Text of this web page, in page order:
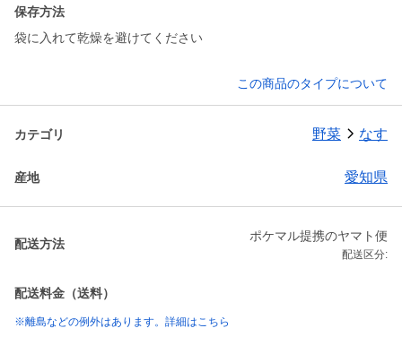
保存方法
袋に入れて乾燥を避けてください
この商品のタイプについて
カテゴリ 野菜 なす
産地 愛知県
配送方法
ポケマル提携のヤマト便
配送区分:
配送料金（送料）
※離島などの例外はあります。詳細はこちら